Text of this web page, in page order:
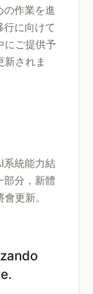
の作業を進
に向けて
にご提供予
新されま
系統能力結
部分，新體
更新。